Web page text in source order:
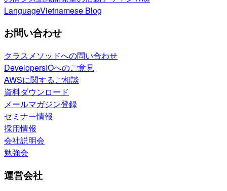
LanguageVietnamese Blog
お問い合わせ
クラスメソッドへの問い合わせ
DevelopersIOへのご意見
AWSに関するご相談
資料ダウンロード
メールマガジン登録
セミナー情報
採用情報
会社説明会
勉強会
運営会社